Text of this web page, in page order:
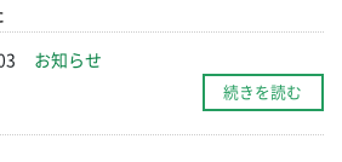
お知らせ
続きを読む